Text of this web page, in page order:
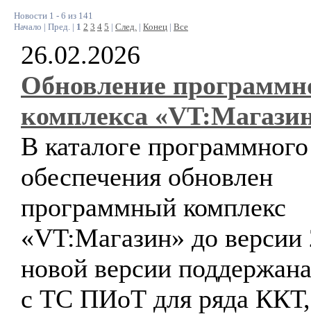
Новости 1 - 6 из 141
Начало | Пред. | 1 2 3 4 5 | След. | Конец | Все
26.02.2026
Обновление
комплекса
В каталоге программного
обеспечения обновлен
программный комплекс
«VT:Магазин» до
новой версии
с ТС ПИоТ для ряда ККТ,